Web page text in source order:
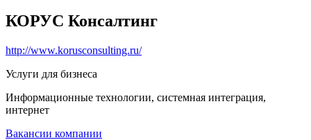
КОРУС Консалтинг
http://www.korusconsulting.ru/
Услуги для бизнеса
Информационные технологии, системная интеграция,
интернет
Вакансии компании